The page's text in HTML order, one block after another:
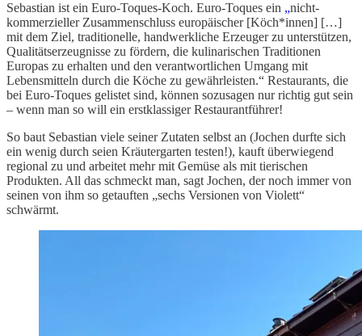
Sebastian ist ein Euro-Toques-Koch. Euro-Toques ein „nicht-
kommerzieller Zusammenschluss europäischer [Köch*innen] […]
mit dem Ziel, traditionelle, handwerkliche Erzeuger zu unterstützen,
Qualitätserzeugnisse zu fördern, die kulinarischen Traditionen
Europas zu erhalten und den verantwortlichen Umgang mit
Lebensmitteln durch die Köche zu gewährleisten.“ Restaurants, die
bei Euro-Toques gelistet sind, können sozusagen nur richtig gut sein
– wenn man so will ein erstklassiger Restaurantführer!
So baut Sebastian viele seiner Zutaten selbst an (Jochen durfte sich
ein wenig durch seien Kräutergarten testen!), kauft überwiegend
regional zu und arbeitet mehr mit Gemüse als mit tierischen
Produkten. All das schmeckt man, sagt Jochen, der noch immer von
seinen von ihm so getauften „sechs Versionen von Violett“
schwärmt.